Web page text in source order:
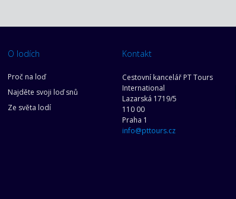
O lodích
Proč na loď
Najděte svoji loď snů
Ze světa lodí
Kontakt
Cestovní kancelář PT Tours
International
Lazarská 1719/5
110 00
Praha 1
info@pttours.cz